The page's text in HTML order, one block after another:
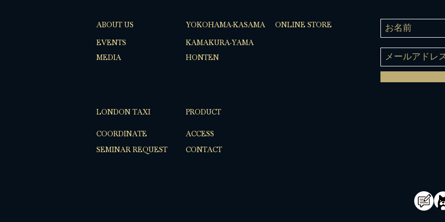
ABOUT US
EVENTS
MEDIA
YOKOHAMA-KASAMA ONLINE STORE
KAMAKURA-YAMA
HONTEN
LONDON TAXI
COORDINATE
SEMINAR REQUEST
PRODUCT
ACCESS
CONTACT